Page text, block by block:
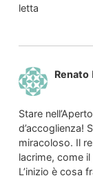
letta
Renato
Stare
d’accoglienza!
miracoloso. Il
lacrime, come
L’inizio è cosa